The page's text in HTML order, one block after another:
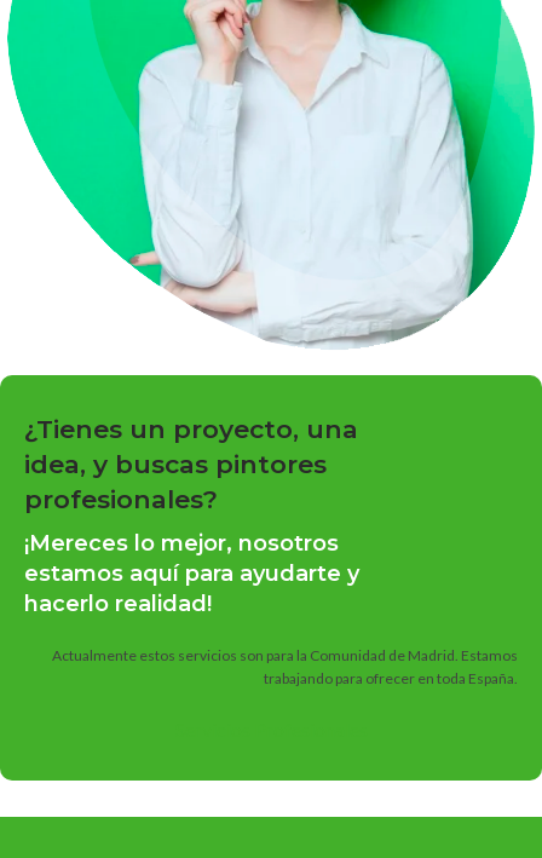
¿Tienes un proyecto, una
idea, y buscas pintores
profesionales?
¡Mereces lo mejor, nosotros
estamos aquí para ayudarte y
hacerlo realidad!
Actualmente estos servicios son para la Comunidad de Madrid. Estamos
trabajando para ofrecer en toda España.